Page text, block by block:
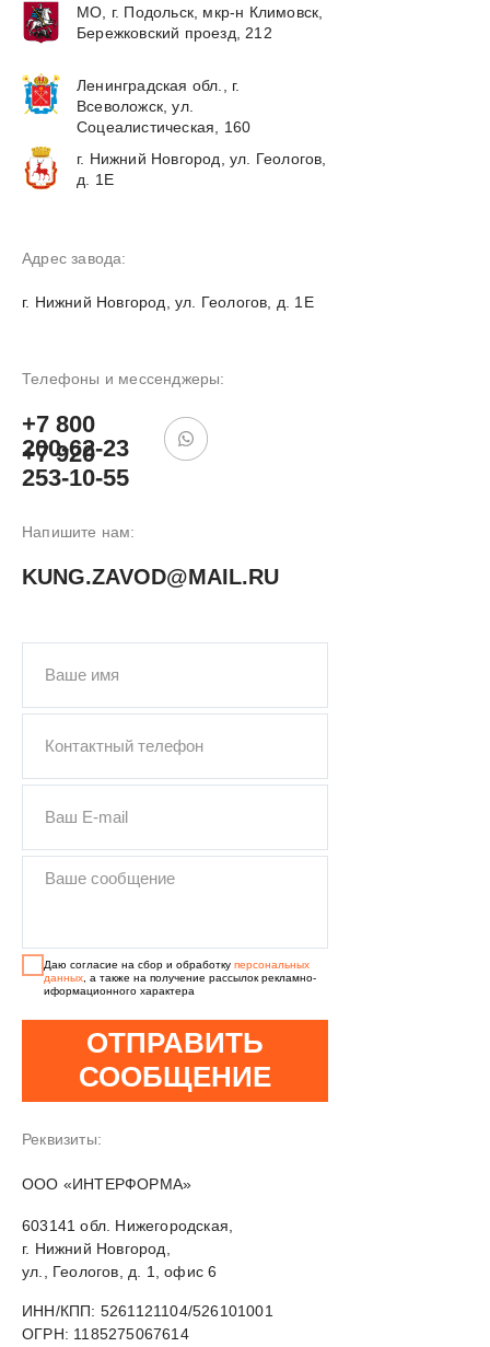
МО, г. Подольск, мкр-н Климовск,
Бережковский проезд, 212
Ленинградская обл., г.
Всеволожск, ул.
Соцеалистическая, 160
г. Нижний Новгород, ул. Геологов,
д. 1Е
г. Нижний Новгород, ул. Геологов, д. 1Е
Реквизиты:
OOO «ИНТЕРФОРМА»
603141 обл. Нижегородская,
г. Нижний Новгород,
ул., Геологов, д. 1, офис 6
ИНН/КПП: 5261121104/526101001
ОГРН: 1185275067614
Телефоны и мессенджеры:
+7 800
200-62-23
+7 920
253-10-55
Напишите нам:
KUNG.ZAVOD@MAIL.RU
Даю согласие на сбор и обработку персональных
данных , а также на получение рассылок рекламно-
иформационного характера
ОТПРАВИТЬ
СООБЩЕНИЕ
Адрес завода:
ПОДОБРАТЬ
КУНГ